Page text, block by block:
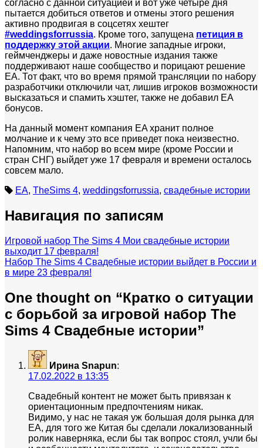
согласно с данной ситуацией и вот уже четыре дня
пытается добиться ответов и отмены этого решения
активно продвигая в соцсетях хештег
#weddingsforrussia. Кроме того, запущена петиция в
поддержку этой акции. Многие западные игроки,
геймченджеры и даже новостные издания также
поддерживают наше сообщество и порицают решение
EA. Тот факт, что во время прямой трансляции по набору
разработчики отключили чат, лишив игроков возможности
высказаться и спамить хэштег, также не добавил ЕА
бонусов.
На данный момент компания EA хранит полное
молчание и к чему это все приведет пока неизвестно.
Напомним, что набор во всем мире (кроме России и
стран СНГ) выйдет уже 17 февраля и времени осталось
совсем мало.
EA, TheSims 4, weddingsforrussia, свадебные истории
Навигация по записям
Игровой набор The Sims 4 Мои свадебные истории
выходит 17 февраля!
Набор The Sims 4 Свадебные истории выйдет в России и
в мире 23 февраля!
One thought on “Кратко о ситуации
с борьбой за игровой набор The
Sims 4 Свадебные истории”
Ирина Snapun:
17.02.2022 в 13:35
Свадебный контент не может быть привязан к
ориентационным предпочтениям никак.
Видимо, у нас не такая уж большая доля рынка для
ЕА, для того же Китая бы сделали локализованный
ролик наверняка, если бы так вопрос стоял, учли бы